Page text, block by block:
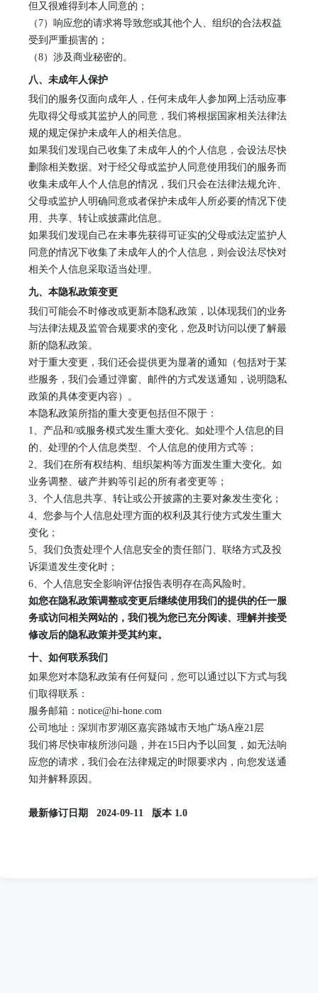
但又很难得到本人同意的；
（ 7）响应您的请求将导致您或其他个人、组织的合法权益
受到严重损害的；
（8）涉及商业秘密的。
八、未成年人保护
我们的服务仅 面向 成年人 ， 任何未成年人参加网上活动应事
先取得父母或其监护人的同意 ， 我们将根据国家相关法律法
规的规定保护未成年人的相关信息。
如果我们发现自己收集了未成年人的个人信息，会设法尽快
删除相关数据。对于经父母或监护人同意使用我们的服务而
收集未成年人个人信息的情况，我们只会在法律法规允许、
父母或监护人明确同意或者保护未成年人所必要的情况下使
用、共享、转让或披露此信息。
如果我们发现自己在未事先获得可证实的父母或法定监护人
同意的情况下收集了未成年人的个人信息，则会设法尽快对
相关个人信息采取适当处理。
九、本隐私政策变更
我们可能会不时修改或更新本隐私政策，以体现我们的业务
与法律法规及监管合规要求的变化 ， 您及时访问以便了解最
新的隐私政策。
对于重大变更，我们还会提供更为显著的通知（包括对于某
些服务，我们会通过弹窗、邮件的方式发送通知，说明隐私
政策的具体变更内容）。
本隐私政策所指的重大变更包括但不限于：
1、 产品和/或服务模式发生重大变化。如处理个人信息的目
的、处理的个人信息类型、个人信息的使用方式等；
2、 我们在所有权结构、组织架构等方面发生重大变化。如
业务调整、破产并购等引起的所有者变更等；
3、 个人信息共享、转让或公开披露的主要对象发生变化；
4、 您参与个人信息处理方面的权利及其行使方式发生重大
变化；
5、 我们负责处理个人信息安全的责任部门、联络方式及投
诉渠道发生变化时；
6、 个人信息安全影响评估报告表明存在高风险时。
如您在隐私政策调整或变更后继续使用我们的提供的任一服
务或访问相关网站的，我们视为您已充分阅读、理解并接受
修改后的隐私政策并受其约束。
十、如何联系我们
如果您对本隐私政策有任何疑问，您可以通过以下方式与我
们取得联系：
服务邮箱： notice@hi-hone.com
公司 地址：深圳市罗湖区嘉宾路城市天地广场A座21层
我们将尽快审核所涉问题，并在15日内予以回复 ， 如无法响
应您的请求，我们会在法律规定的时限要求内，向您发送通
知并解释原因。
最新修订日期 2024-09-11 版本 1.0